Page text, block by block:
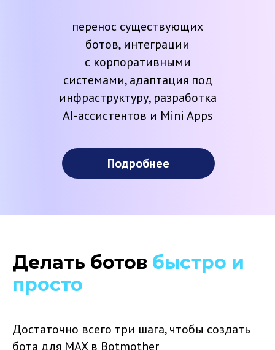
перенос существующих
ботов, интеграции
с корпоративными
системами, адаптация под
инфраструктуру, разработка
AI-ассистентов и Mini Apps
Подробнее
Делать ботов быстро и
просто
Достаточно всего три шага, чтобы создать
бота для MAX в Botmother